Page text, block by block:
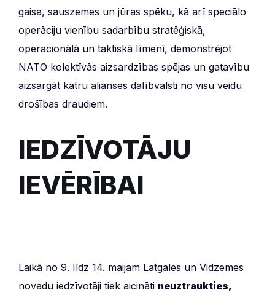
gaisa, sauszemes un jūras spēku, kā arī speciālo
operāciju vienību sadarbību stratēģiskā,
operacionālā un taktiskā līmenī, demonstrējot
NATO kolektīvās aizsardzības spējas un gatavību
aizsargāt katru alianses dalībvalsti no visu veidu
drošības draudiem.
IEDZĪVOTĀJU
IEVĒRĪBAI
Laikā no 9. līdz 14. maijam Latgales un Vidzemes
novadu iedzīvotāji tiek aicināti neuztraukties,